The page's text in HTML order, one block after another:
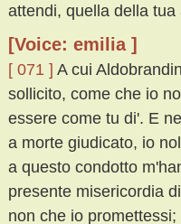
attendi, quella della tua
[Voice: emilia ]
[ 071 ] A cui
sollicito, come che io
essere come tu di'. E
a morte giudicato, io
a questo condotto
presente misericordia
non che io